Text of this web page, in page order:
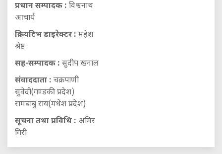
प्रधान सम्पादक : विश्वनाथ
आचार्य
क्रियटिभ डाइरेक्टर : महेश
श्रेष्ठ
सह-सम्पादक : सुदीप खनाल
संवाददाता : चक्रपाणी
सुवेदी(गण्डकी प्रदेश)
रामबाबु राय(मधेश प्रदेश)
सूचना तथा प्रविधि : अमिर
गिरी